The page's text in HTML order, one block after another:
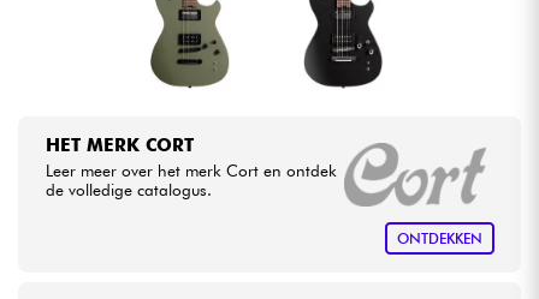
HET MERK CORT
Leer meer over het merk Cort en ontdek
de volledige catalogus.
ONTDEKKEN